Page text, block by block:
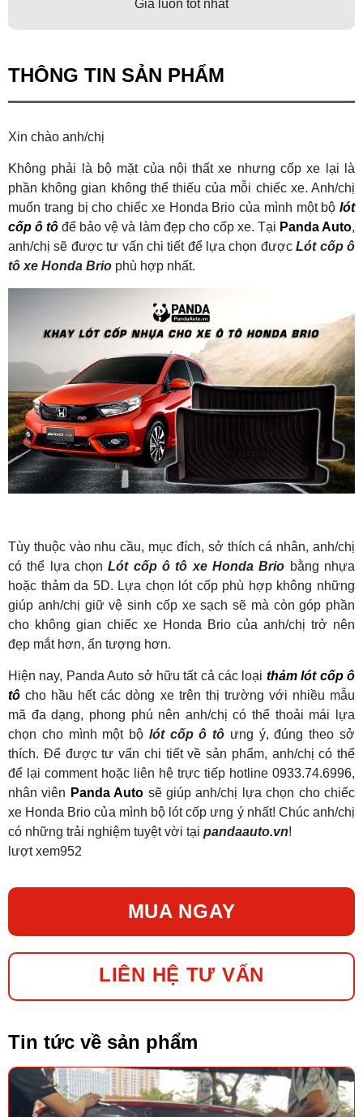
Giá luôn tốt nhất
THÔNG TIN SẢN PHẨM
Xin chào anh/chị
Không phải là bộ mặt của nội thất xe nhưng cốp xe lại là
phần không gian không thể thiếu của mỗi chiếc xe. Anh/chị
muốn trang bị cho chiếc xe Honda Brio của mình một bộ lót
cốp ô tô để bảo vệ và làm đẹp cho cốp xe. Tại Panda Auto,
anh/chị sẽ được tư vấn chi tiết để lựa chọn đượcLót cốp ô
tô xe Honda Brio phù hợp nhất.
Tùy thuộc vào nhu cầu, mục đích, sở thích cá nhân, anh/chị
có thể lựa chọn Lót cốp ô tô xe Honda Brio bằng nhựa
hoặc thảm da 5D. Lựa chọn lót cốp phù hợp không những
giúp anh/chị giữ vệ sinh cốp xe sạch sẽ mà còn góp phần
cho không gian chiếc xe Honda Brio của anh/chị trở nên
đẹp mắt hơn, ấn tượng hơn.
Hiện nay, Panda Auto sở hữu tất cả các loại thảm lót cốp ô
tô cho hầu hết các dòng xe trên thị trường với nhiều mẫu
mã đa dạng, phong phú nên anh/chị có thể thoải mái lựa
chọn cho mình một bộ lót cốp ô tô ưng ý, đúng theo sở
thích. Để được tư vấn chi tiết về sản phẩm, anh/chị có thể
để lại comment hoặc liên hệ trực tiếp hotline 0933.74.6996,
nhân viên Panda Auto sẽ giúp anh/chị lựa chọn cho chiếc
xe Honda Brio của mình bộ lót cốp ưng ý nhất! Chúc anh/chị
có những trải nghiệm tuyệt vời tại pandaauto.vn!
lượt xem952
MUA NGAY
LIÊN HỆ TƯ VẤN
Tin tức về sản phẩm